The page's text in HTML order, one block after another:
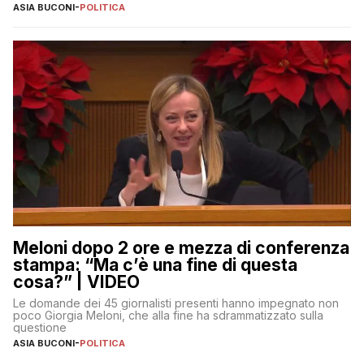
ASIA BUCONI-POLITICA
Meloni dopo 2 ore e mezza di conferenza
stampa: “Ma c’è una fine di questa
cosa?” | VIDEO
Le domande dei 45 giornalisti presenti hanno impegnato non
poco Giorgia Meloni, che alla fine ha sdrammatizzato sulla
questione
ASIA BUCONI-POLITICA